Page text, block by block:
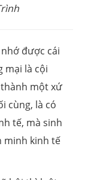
được cái
mại là cội
một xứ
cùng, là có
tế, mà sinh
minh kinh tế